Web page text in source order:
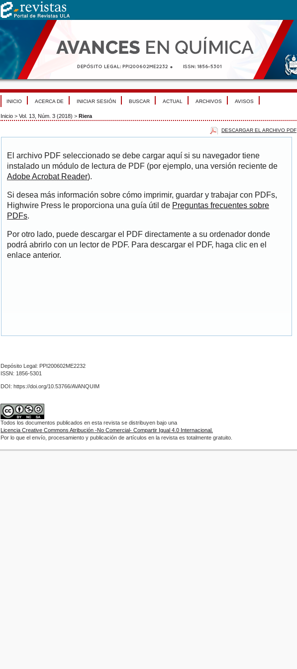
INICIO ACERCA DE INICIAR SESIÓN BUSCAR ACTUAL ARCHIVOS AVISOS
Inicio > Vol. 13, Núm. 3 (2018) > Riera
DESCARGAR EL ARCHIVO PDF
El archivo PDF seleccionado se debe cargar aquí si su navegador tiene
instalado un módulo de lectura de PDF (por ejemplo, una versión reciente de
Adobe Acrobat Reader).
Si desea más información sobre cómo imprimir, guardar y trabajar con PDFs,
Highwire Press le proporciona una guía útil de Preguntas frecuentes sobre
PDFs.
Por otro lado, puede descargar el PDF directamente a su ordenador donde
podrá abrirlo con un lector de PDF. Para descargar el PDF, haga clic en el
enlace anterior.
Depósito Legal: PPI200602ME2232
ISSN: 1856-5301
DOI: https://doi.org/10.53766/AVANQUIM
Todos los documentos publicados en esta revista se distribuyen bajo una
Licencia Creative Commons Atribución -No Comercial- Compartir Igual 4.0 Internacional.
Por lo que el envío, procesamiento y publicación de artículos en la revista es totalmente gratuito.